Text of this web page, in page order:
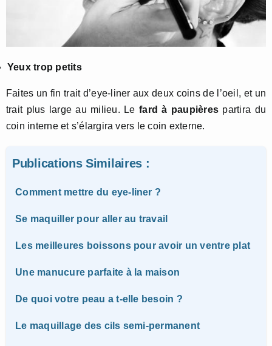
Yeux trop petits
Faites un fin trait d’eye-liner aux deux coins de l’oeil, et un
trait plus large au milieu. Le fard à paupières partira du
coin interne et s’élargira vers le coin externe.
Publications Similaires :
Comment mettre du eye-liner ?
Se maquiller pour aller au travail
Les meilleures boissons pour avoir un ventre plat
Une manucure parfaite à la maison
De quoi votre peau a t-elle besoin ?
Le maquillage des cils semi-permanent